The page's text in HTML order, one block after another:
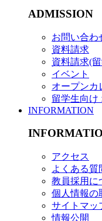
ADMISSION
お問い合わ
資料請求
資料請求(
イベント
オープンカ
留学生向け
INFORMATION
アクセス
よくある質
教員採用に
個人情報の
サイトマッ
情報公開